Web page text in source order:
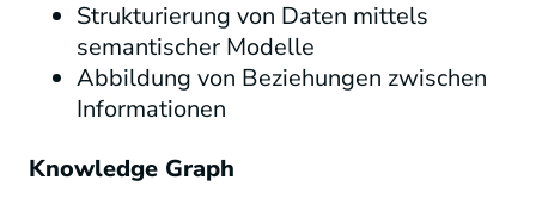
Strukturierung von Daten mittels
semantischer Modelle
Abbildung von Beziehungen zwischen
Informationen
Knowledge Graph